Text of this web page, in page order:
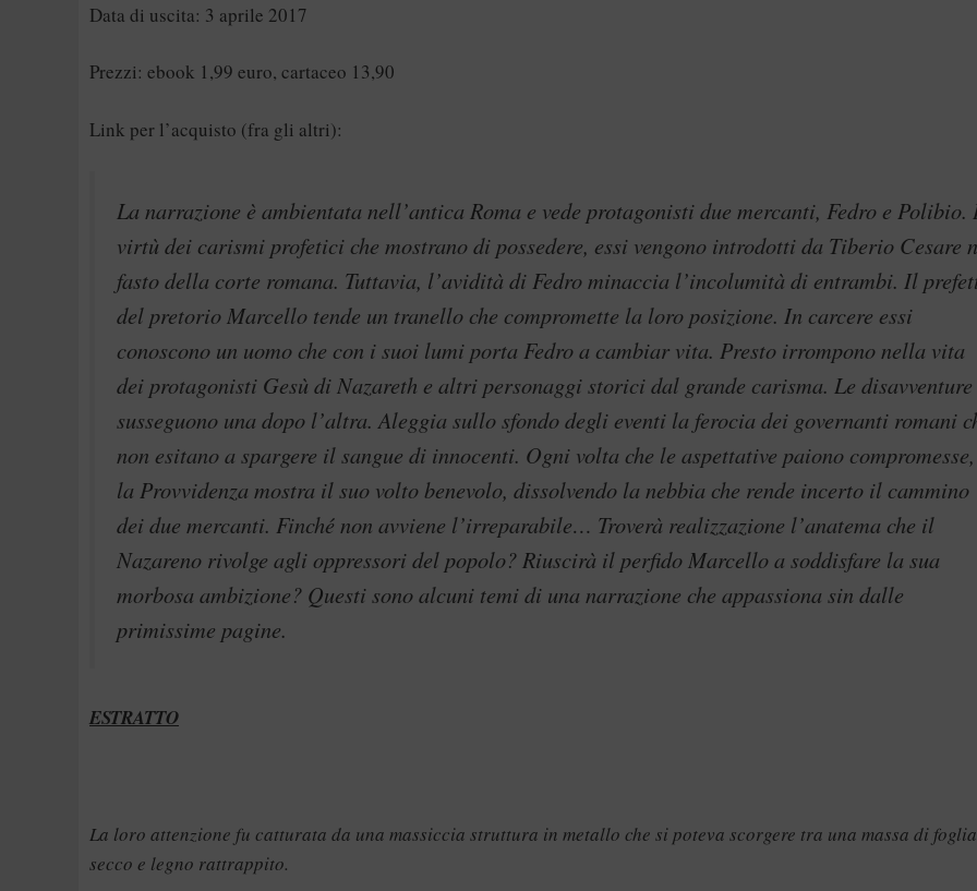
Data di uscita: 3 aprile 2017
Prezzi: ebook 1,99 euro, cartaceo 13,90
Link per l’acquisto (fra gli altri):
La narrazione è ambientata nell’antica Roma e vede protagonisti due mercanti, Fedro e Polibio.
virtù dei carismi profetici che mostrano di possedere, essi vengono introdotti da Tiberio Cesare
fasto della corte romana. Tuttavia, l’avidità di Fedro minaccia l’incolumità di entrambi. Il
del pretorio Marcello tende un tranello che compromette la loro posizione. In carcere essi
conoscono un uomo che con i suoi lumi porta Fedro a cambiar vita. Presto irrompono nella vita
dei protagonisti Gesù di Nazareth e altri personaggi storici dal grande carisma. Le
susseguono una dopo l’altra. Aleggia sullo sfondo degli eventi la ferocia dei governanti romani
non esitano a spargere il sangue di innocenti. Ogni volta che le aspettative paiono compromesse,
la Provvidenza mostra il suo volto benevolo, dissolvendo la nebbia che rende incerto il cammino
dei due mercanti. Finché non avviene l’irreparabile… Troverà realizzazione l’anatema che il
Nazareno rivolge agli oppressori del popolo? Riuscirà il perfido Marcello a soddisfare la sua
morbosa ambizione? Questi sono alcuni temi di una narrazione che appassiona sin dalle
primissime pagine.
ESTRATTO
La loro attenzione fu catturata da una massiccia struttura in metallo che si poteva scorgere tra una massa di
secco e legno rattrappito.